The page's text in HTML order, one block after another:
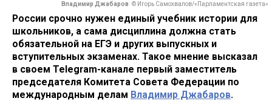
Владимир Джабаров © Игорь Самохвалов/«Парламентская газета»
России срочно нужен единый учебник истории для
школьников, а сама дисциплина должна стать
обязательной на ЕГЭ и других выпускных и
вступительных экзаменах. Такое мнение высказал
в своем Telegram-канале первый заместитель
председателя Комитета Совета Федерации по
международным делам Владимир Джабаров.